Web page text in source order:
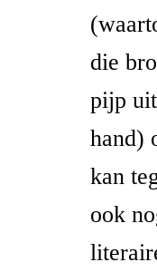
die
pijp
hand)
kan
ook